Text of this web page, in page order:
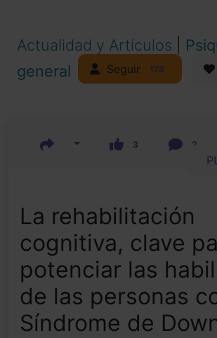
Actualidad y Artículos
general
Seguir 173
3 2
La rehabilitación
cognitiva, clave
potenciar las
de las personas
Síndrome de